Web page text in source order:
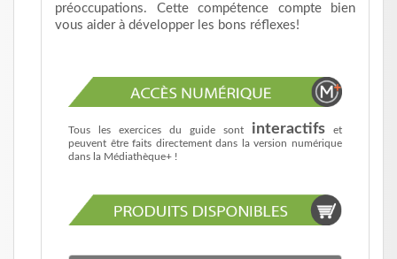
préoccupations. Cette compétence compte bien
vous aider à développer les bons réflexes!
Tous les exercices du guide sont interactifs et
peuvent être faits directement dans la version numérique
dans la Médiathèque+ !